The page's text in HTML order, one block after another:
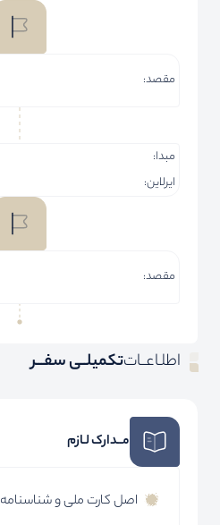
مقصد:
مبدا:
ایرلاین:
مقصد:
اطلـاعــاتتکمیلــی سفـــر
مــدارک لـازم
اصل کارت ملی و شناسنامه